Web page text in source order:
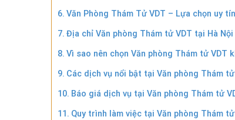
Văn Phòng Thám Tử VDT – Lựa chọn uy
Địa chỉ Văn phòng Thám tử VDT tại Hà Nội
Vì sao nên chọn Văn phòng Thám tử VDT
Các dịch vụ nổi bật tại Văn phòng Thám tử
Báo giá dịch vụ tại Văn phòng Thám tử
Quy trình làm việc tại Văn phòng Thám tử